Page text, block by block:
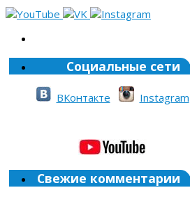
Социальные сети
ВКонтакте Instagram
Свежие комментарии